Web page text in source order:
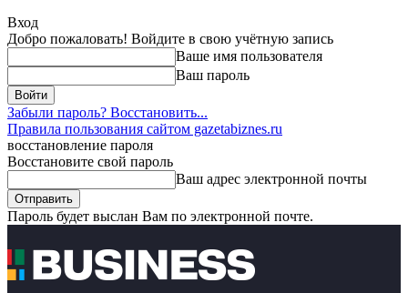
Вход
Добро пожаловать! Войдите в свою учётную запись
Ваше имя пользователя
Ваш пароль
Забыли пароль? Восстановить...
Правила пользования сайтом gazetabiznes.ru
восстановление пароля
Восстановите свой пароль
Ваш адрес электронной почты
Пароль будет выслан Вам по электронной почте.